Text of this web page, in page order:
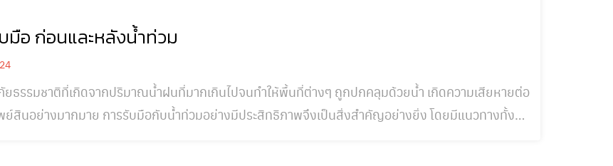
มือ ก่อนและหลังน้ำท่วม
ยธรรมชาติที่เกิดจากปริมาณน้ำฝนที่มากเกินไปจนทำให้พื้นที่ต่างๆ ถูกปกคลุมด้วยน้ำ เกิดความเสียหายต่อ
ย์สินอย่างมากมาย การรับมือกับน้ำท่วมอย่างมีประสิทธิภาพจึงเป็นสิ่งสำคัญอย่างยิ่ง โดยมีแนวทางทั้ง